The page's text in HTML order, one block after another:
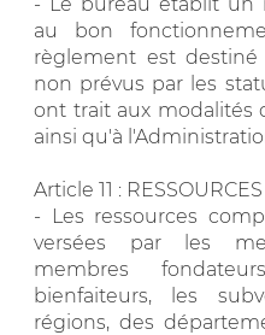
au bon
règlement est
non prévus par les
ont trait aux modalités
ainsi qu'à
Article 11 :
- Les ressources
versées par les
membres
bienfaiteurs, les
régions, des